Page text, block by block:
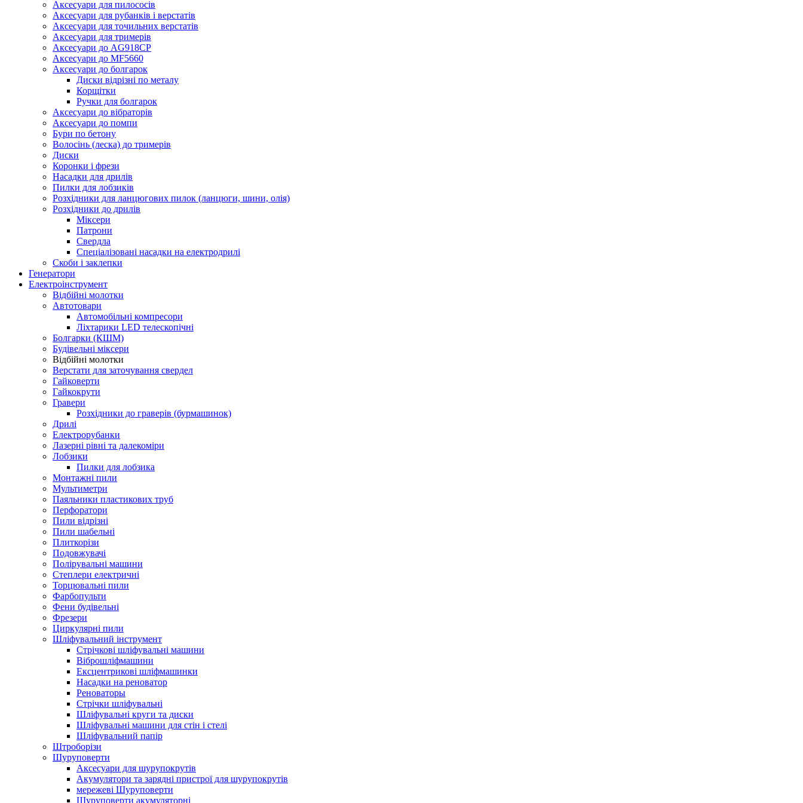
Аксесуари для пилососів
Аксесуари для рубанків і верстатів
Аксесуари для точильних верстатів
Аксесуари для тримерів
Аксесуари до AG918CP
Аксесуари до MF5660
Аксесуари до болгарок
Диски відрізні по металу
Корщітки
Ручки для болгарок
Аксесуари до вібраторів
Аксесуари до помпи
Бури по бетону
Волосінь (леска) до тримерів
Диски
Коронки і фрези
Насадки для дрилів
Пилки для лобзиків
Розхідники для ланцюгових пилок (ланцюги, шини, олія)
Розхідники до дрилів
Міксери
Патрони
Свердла
Спеціалізовані насадки на електродрилі
Скоби і заклепки
Генератори
Електроінструмент
Bідбійні молотки
Автотовари
Автомобільні компресори
Ліхтарики LED телескопічні
Болгарки (КШМ)
Будівельні міксери
Відбійні молотки
Верстати для заточування свердел
Гайковерти
Гайкокрути
Гравери
Розхідники до граверів (бурмашинок)
Дрилі
Електрорубанки
Лазерні рівні та далекоміри
Лобзики
Пилки для лобзика
Монтажні пили
Мультиметри
Паяльники пластикових труб
Перфоратори
Пили відрізні
Пили шабельні
Плиткорізи
Подовжувачі
Полірувальні машини
Степлери електричні
Торцювальні пили
Фарбопульти
Фени будівельні
Фрезери
Циркулярні пили
Шліфувальний інструмент
Cтрічкові шліфувальні машини
Віброшліфмашини
Ексцентрикові шліфмашинки
Насадки на реноватор
Реноваторы
Стрічки шліфувальні
Шліфувальні круги та диски
Шліфувальні машини для стін і стелі
Шліфувальний папір
Штроборізи
Шуруповерти
Аксесуари для шурупокрутів
Акумулятори та зарядні пристрої для шурупокрутів
мережеві Шуруповерти
Шуруповерти акумуляторні